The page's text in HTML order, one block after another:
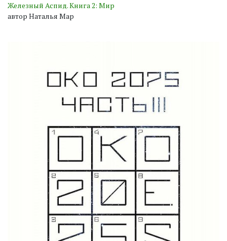
Железный Аспид. Книга 2: Мир
автор Наталья Мар